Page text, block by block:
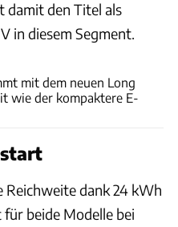
damit den Titel als
in diesem Segment.
mit dem neuen Long
wie der kompaktere E-
dank 24 kWh
beide Modelle bei